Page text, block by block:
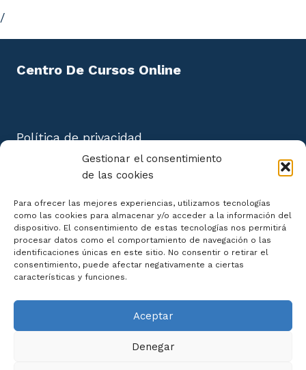
Gestionar el consentimiento
de las cookies
Para ofrecer las mejores experiencias, utilizamos tecnologías
como las cookies para almacenar y/o acceder a la información del
dispositivo. El consentimiento de estas tecnologías nos permitirá
procesar datos como el comportamiento de navegación o las
identificaciones únicas en este sitio. No consentir o retirar el
consentimiento, puede afectar negativamente a ciertas
características y funciones.
Aceptar
Denegar
/
Centro De Cursos Online
Política de privacidad
Aviso Legal
Política de cookies
Declaración de Accesibilidad